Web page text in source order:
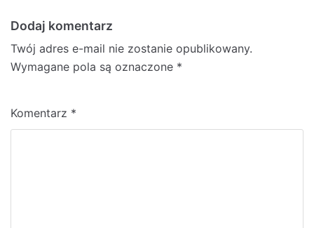
Dodaj komentarz
Twój adres e-mail nie zostanie opublikowany.
Wymagane pola są oznaczone *
Komentarz *